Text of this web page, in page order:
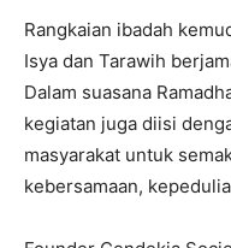
Rangkaian ibadah
Isya dan Tarawih
Dalam suasana
kegiatan juga diisi
masyarakat untuk
kebersamaan,